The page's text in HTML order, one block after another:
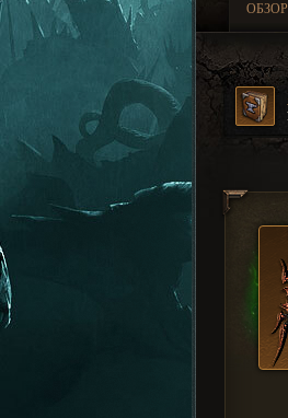
ОБЗОР